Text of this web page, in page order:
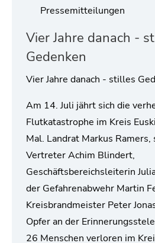
Pressemitteilungen
Vier Jahre danach -
Gedenken
Vier Jahre danach - stilles
Am 14. Juli jährt sich die
Flutkatastrophe im Kreis
Mal. Landrat Markus
Vertreter Achim Blindert,
Geschäftsbereichsleiterin
der Gefahrenabwehr Martin
Kreisbrandmeister Peter
Opfer an der
26 Menschen verloren im